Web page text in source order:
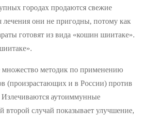
городах продаются свежие
лечения они не пригодны, потому как
готовят из вида «кошин шиитаке».
множество методик по применению
(произрастающих и в России) против
Излечиваются аутоиммунные
второй случай показывает улучшение,